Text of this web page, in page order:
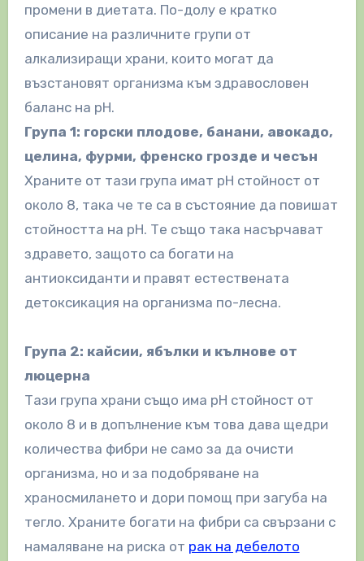
промени в диетата. По-долу е кратко
описание на различните групи от
алкализиращи храни, които могат да
възстановят организма към здравословен
баланс на рН.
Група 1: горски плодове, банани, авокадо,
целина, фурми, френско грозде и чесън
Храните от тази група имат рН стойност от
около 8, така че те са в състояние да повишат
стойността на рН. Те също така насърчават
здравето, защото са богати на
антиоксиданти и правят естествената
детоксикация на организма по-лесна.
Група 2: кайсии, ябълки и кълнове от
люцерна
Тази група храни също има рН стойност от
около 8 и в допълнение към това дава щедри
количества фибри не само за да очисти
организма, но и за подобряване на
храносмилането и дори помощ при загуба на
тегло. Храните богати на фибри са свързани с
намаляване на риска от рак на дебелото